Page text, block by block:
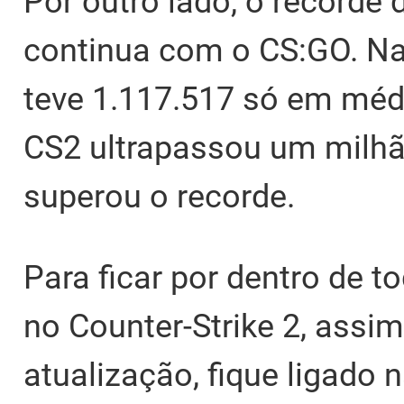
continua com o CS:GO.
teve 1.117.517 só em
CS2 ultrapassou um
superou o recorde.
Para ficar por dentro de
no Counter-Strike 2,
atualização, fique ligado